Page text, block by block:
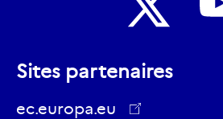
suivre
sur
Sites partenaires
ec.europa.eu